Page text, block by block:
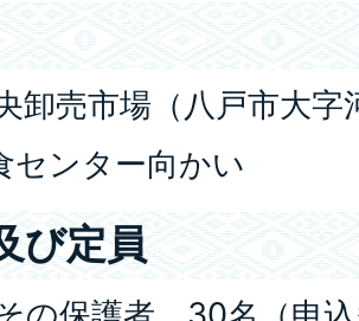
卸売市場（八戸市大
センター向かい
び定員